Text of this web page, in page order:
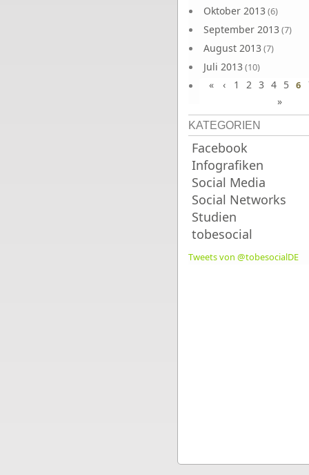
Oktober 2013 (6)
September 2013 (7)
August 2013 (7)
Juli 2013 (10)
Juni 2013(10)
« ‹ 1 2 3 4 5 6
»
KATEGORIEN
Facebook
Infografiken
Social Media
Social Networks
Studien
tobesocial
Tweets von @tobesocialDE